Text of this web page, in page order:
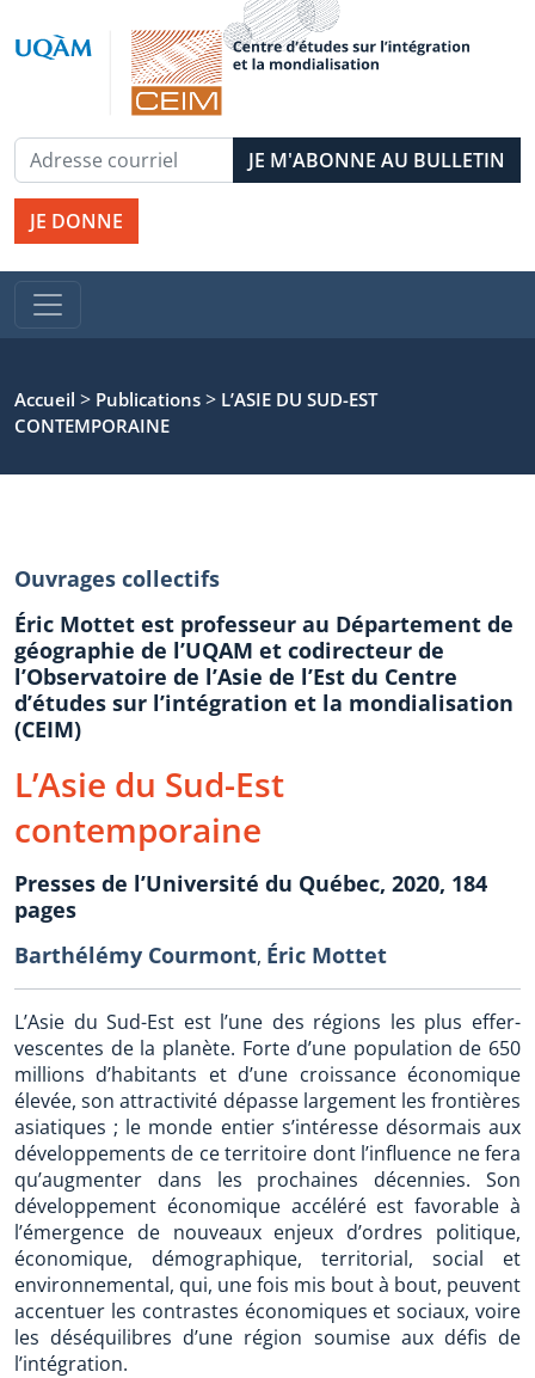
JE DONNE
Accueil > Publications > L’ASIE DU SUD-EST
CONTEMPORAINE
Ouvrages collectifs
Éric Mottet est professeur au Département de
géographie de l’UQAM et codirecteur de
l’Observatoire de l’Asie de l’Est du Centre
d’études sur l’intégration et la mondialisation
(CEIM)
L’Asie du Sud-Est
contemporaine
Presses de l’Université du Québec, 2020, 184
pages
Barthélémy Courmont, Éric Mottet
L’Asie du Sud-Est est l’une des régions les plus effer­
vescentes de la planète. Forte d’une population de 650
millions d’habitants et d’une croissance économique
élevée, son attractivité dépasse largement les frontières
asiatiques ; le monde entier s’intéresse désormais aux
développements de ce territoire dont l’influence ne fera
qu’augmenter dans les prochaines décennies. Son
développement économique accéléré est favorable à
l’émergence de nouveaux enjeux d’ordres politique,
économique, démographique, territorial, social et
environnemental, qui, une fois mis bout à bout, peuvent
accentuer les contrastes économiques et sociaux, voire
les déséquilibres d’une région soumise aux défis de
l’intégration.